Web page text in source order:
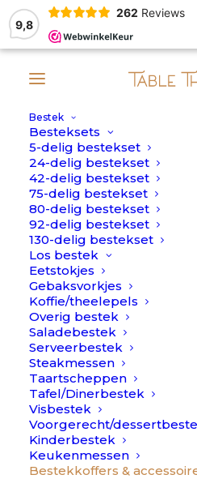
9,8
262 Reviews
Bestek
Besteksets
5-delig bestekset
24-delig bestekset
42-delig bestekset
75-delig bestekset
80-delig bestekset
92-delig bestekset
130-delig bestekset
Los bestek
Eetstokjes
Gebaksvorkjes
Koffie/theelepels
Overig bestek
Saladebestek
Serveerbestek
Steakmessen
Taartscheppen
Tafel/Dinerbestek
Visbestek
Voorgerecht/
Kinderbestek
Keukenmessen
Bestekkoffers &
10 Augustus verstuurd.